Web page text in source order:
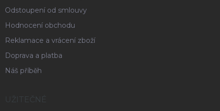
Odstoupení od smlouvy
Hodnocení obchodu
Reklamace a vrácení zboží
Doprava a platba
Náš příběh
UŽITEČNÉ